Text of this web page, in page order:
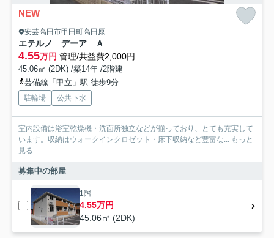
NEW
安芸高田市甲田町高田原
エテルノ デーア Ａ
4.55万円 管理/共益費2,000円
45.06㎡ (2DK) /築14年 /2階建
芸備線「甲立」駅 徒歩9分
駐輪場 公共下水
室内設備は浴室乾燥機・洗面所独立などが揃っており、とても充実して
います。収納はウォークインクロゼット・床下収納など豊富な... もっと
見る
募集中の部屋
1階
4.55万円
45.06㎡ (2DK)